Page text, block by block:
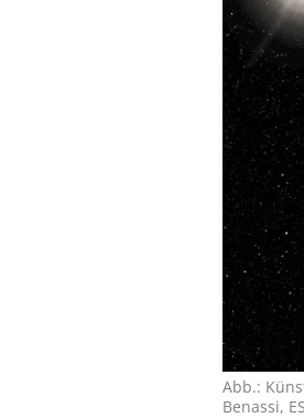
Abb.:
Benassi,